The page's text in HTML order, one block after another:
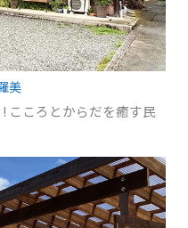
美
こころとからだを癒す民